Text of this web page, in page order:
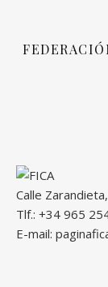
Calle
Tlf.: +34 965
E-mail: